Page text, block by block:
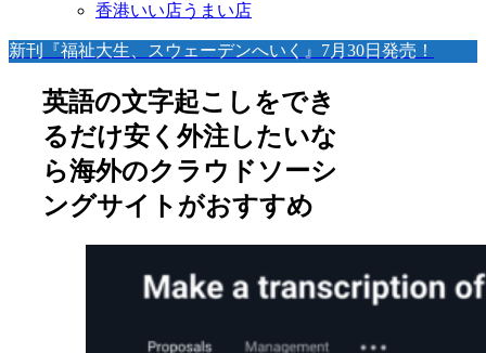
香港いい店うまい店
新刊『福祉大生、スウェーデンへいく』7月30日発売！
英語の文字起こしをでき
るだけ安く外注したいな
ら海外のクラウドソーシ
ングサイトがおすすめ